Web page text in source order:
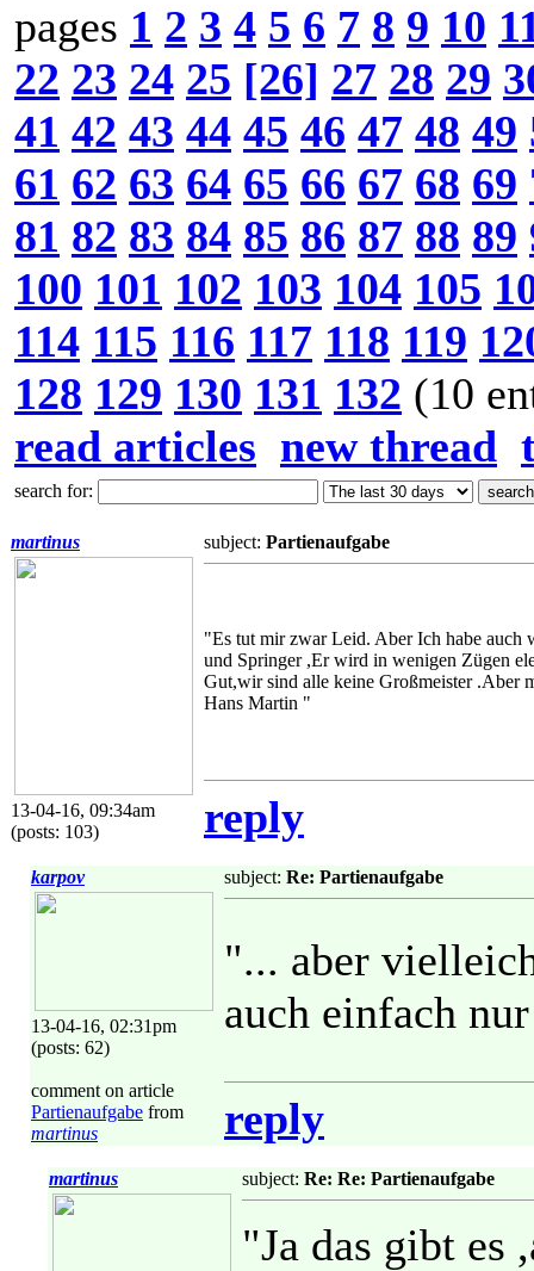
pages 1 2 3 4 5 6 7 8 9 10
22 23 24 25 [26] 27 28 29
41 42 43 44 45 46 47 48 49
61 62 63 64 65 66 67 68 69
81 82 83 84 85 86 87 88 89
100 101 102 103 104 105
114 115 116 117 118 119
128 129 130 131 132 (10
read articles new thread
search for:
martinus
13-04-16, 09:34am
(posts: 103)
subject: Partienaufgabe
"Es tut mir zwar Leid. Aber Ich habe auch
und Springer ,Er wird in wenigen Zügen
Gut,wir sind alle keine Großmeister .Aber
Hans Martin "
reply
karpov
13-04-16, 02:31pm
(posts: 62)
comment on article
Partienaufgabe from
martinus
subject: Re: Partienaufgabe
"... aber
auch einfach
reply
martinus subject: Re: Re: Partienaufgabe
"Ja das gibt es